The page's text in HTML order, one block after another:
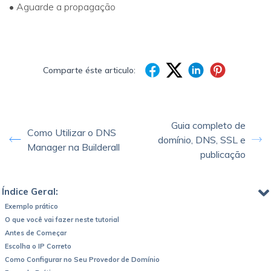
• Aguarde a propagação
Comparte éste articulo:
Como Utilizar o DNS
Manager na Builderall
Guia completo de
domínio, DNS, SSL e
publicação
Índice Geral:
Exemplo prático
O que você vai fazer neste tutorial
Antes de Começar
Escolha o IP Correto
Como Configurar no Seu Provedor de Domínio